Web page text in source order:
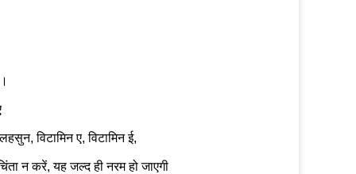
विटामिन ए, विटामिन ई,
न करें, यह जल्द ही नरम हो जाएगी